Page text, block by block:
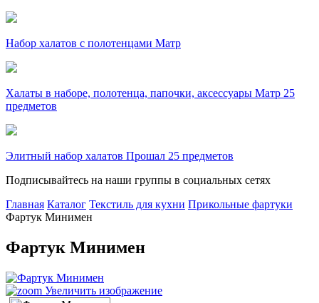
Набор халатов с полотенцами Матр
Халаты в наборе, полотенца, папочки, аксессуары Матр 25
предметов
Элитный набор халатов Прошал 25 предметов
Подписывайтесь на наши группы в социальных сетях
Главная Каталог Текстиль для кухни Прикольные фартуки
Фартук Минимен
Фартук Минимен
Увеличить изображение